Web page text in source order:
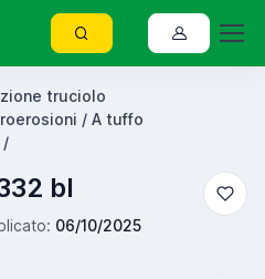
truciolo
/ A tuffo
/
bl
06/10/2025